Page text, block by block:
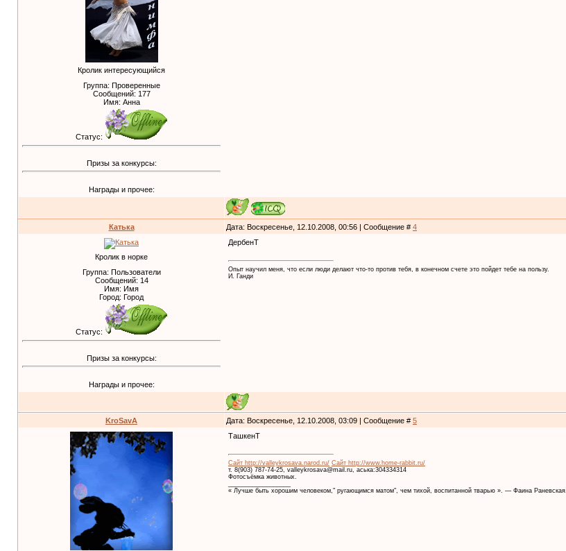
Кролик интересующийся
Группа: Проверенные
Сообщений: 177
Имя: Анна
Статус:
Призы за конкурсы:
Награды и прочее:
Катька Дата: Воскресенье, 12.10.2008, 00:56 | Сообщение # 4
Кролик в норке
Группа: Пользователи
Сообщений: 14
Имя: Имя
Город: Город
Статус:
Призы за конкурсы:
Награды и прочее:
ДербенТ
Опыт научил меня, что если люди делают что-то против тебя, в конечном счете это пойдет тебе на пользу.
И. Ганди
KroSavA Дата: Воскресенье, 12.10.2008, 03:09 | Сообщение # 5
ТашкенТ
Сайт http://valleykrosava.narod.ru/ Сайт http://www.home-rabbit.ru/
т. 8(903) 787-74-25, valleykrosava@mail.ru, аська:304334314
Фотосъёмка животных.
« Лучше быть хорошим человеком," ругающимся матом", чем тихой, воспитанной тварью ». — Фаина Раневская.